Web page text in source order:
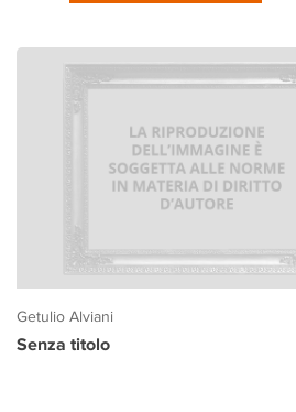
Getulio Alviani
Senza titolo